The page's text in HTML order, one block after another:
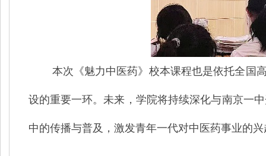
本次《魅力中医药》校本课程也是依托全国
设的重要一环。未来，学院将持续深化与南京一
中的传播与普及，激发青年一代对中医药事业的